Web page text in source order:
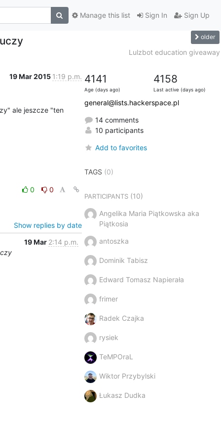
Sign In Sign Up
Manage this list
older
Lulzbot education giveaway
19 Mar 2015 1:19 p.m.
ale jeszcze "ten
0 0
Show replies by date
19 Mar 2:14 p.m.
4141
Age (days ago)
4158
Last active (days ago)
general@lists.hackerspace.pl
14 comments
10 participants
Add to favorites
TAGS (0)
PARTICIPANTS(10)
Angelika Maria Piątkowska aka
Piątkosia
antoszka
Dominik Tabisz
Edward Tomasz Napierała
frimer
Radek Czajka
rysiek
TeMPOraL
Wiktor Przybylski
Łukasz Dudka